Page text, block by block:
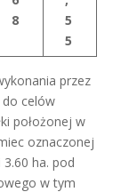
8
5
5
przez
celów
położonej w
oznaczonej
ha. pod
w tym